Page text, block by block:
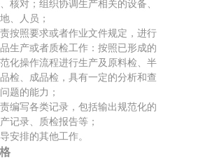
核对；组织协调生产相关的设备、
、人员；
按照要求或者作业文件规定，进行
生产或者质检工作：按照已形成的
化操作流程进行生产及原料检、半
检、成品检，具有一定的分析和查
题的能力；
编写各类记录，包括输出规范化的
记录、质检报告等；
安排的其他工作。